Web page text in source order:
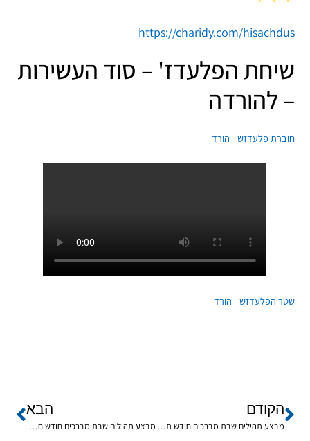
https://charidy.com/hisachdus
שיחת הפלעדז' – סוד העשירות
– להורדה
חוברת פלעדזש הורד
שטר הפלעדזש הורד
הקודם
מבצע תהילים שבת מברכים חודש תשרי
הבא
מבצע תהילים שבת מברכים חודש חשוון